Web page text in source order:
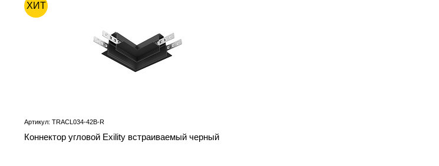
ХИТ
Артикул: TRACL034-42B-R
Коннектор угловой Exility встраиваемый черный